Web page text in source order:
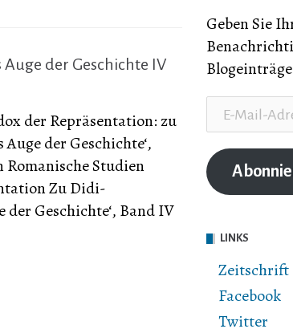
der Geschichte IV
der Repräsentation: zu
der Geschichte‘,
Romanische Studien
Zu Didi-
der Geschichte‘, Band IV
Geben Sie
Mail-
Adresse
LINKS
Zeitschrift
Facebook
Twitter